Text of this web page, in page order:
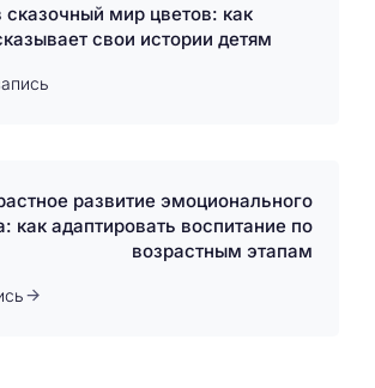
мир цветов: как
свои истории детям
развитие эмоционального
как адаптировать воспитание по
возрастным этапам